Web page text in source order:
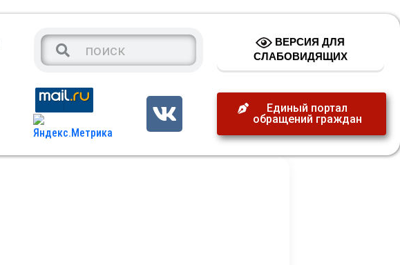
ВЕРСИЯ ДЛЯ
СЛАБОВИДЯЩИХ
Единый портал
обращений граждан